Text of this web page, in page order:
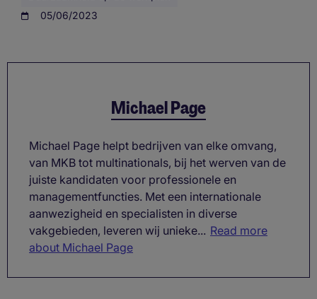
05/06/2023
Michael Page
Michael Page helpt bedrijven van elke omvang,
van MKB tot multinationals, bij het werven van de
juiste kandidaten voor professionele en
managementfuncties. Met een internationale
aanwezigheid en specialisten in diverse
vakgebieden, leveren wij unieke... Read more
about Michael Page